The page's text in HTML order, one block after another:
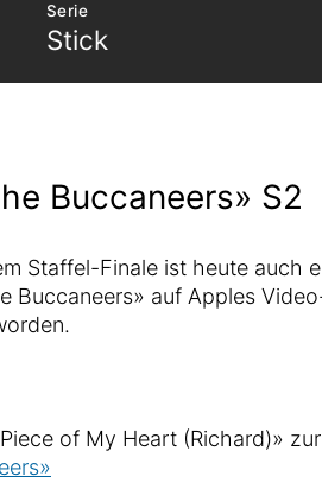
Serie
Stick
Buccaneers» S2
Staffel-Finale ist heute auch
Buccaneers» auf Apples
of My Heart (Richard)» zur